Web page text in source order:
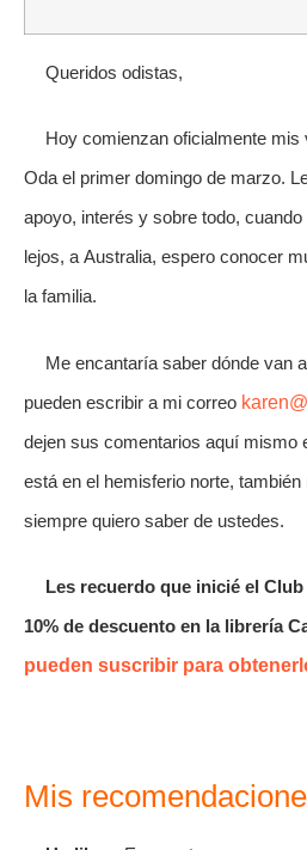
Queridos odistas,
Hoy comienzan oficialmente
Oda el primer domingo de marzo.
apoyo, interés y sobre todo,
lejos, a Australia, espero conocer
la familia.
Me encantaría saber dónde van
pueden escribir a mi correo
dejen sus comentarios aquí mismo
está en el hemisferio norte,
siempre quiero saber de ustedes.
Les recuerdo que inicié el
10% de descuento en la librería
pueden suscribir para
Mis